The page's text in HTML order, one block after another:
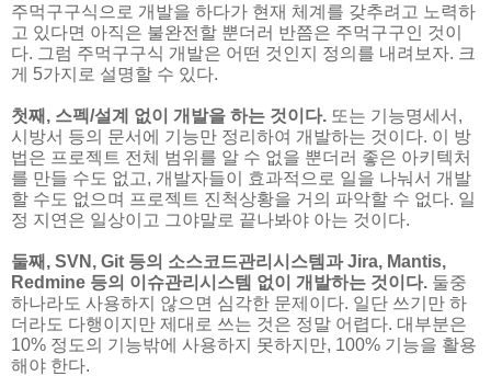
주먹구구식으로 개발을 하다가 현재 체계를 갖추려고 노력하
고 있다면 아직은 불완전할 뿐더러 반쯤은 주먹구구인 것이
다. 그럼 주먹구구식 개발은 어떤 것인지 정의를 내려보자. 크
게 5가지로 설명할 수 있다.
첫째, 스펙/설계 없이 개발을 하는 것이다. 또는 기능명세서,
시방서 등의 문서에 기능만 정리하여 개발하는 것이다. 이 방
법은 프로젝트 전체 범위를 알 수 없을 뿐더러 좋은 아키텍처
를 만들 수도 없고, 개발자들이 효과적으로 일을 나눠서 개발
할 수도 없으며 프로젝트 진척상황을 거의 파악할 수 없다. 일
정 지연은 일상이고 그야말로 끝나봐야 아는 것이다.
둘째, SVN, Git 등의 소스코드관리시스템과 Jira, Mantis,
Redmine 등의 이슈관리시스템 없이 개발하는 것이다. 둘중
하나라도 사용하지 않으면 심각한 문제이다. 일단 쓰기만 하
더라도 다행이지만 제대로 쓰는 것은 정말 어렵다. 대부분은
10% 정도의 기능밖에 사용하지 못하지만, 100% 기능을 활용
해야 한다.